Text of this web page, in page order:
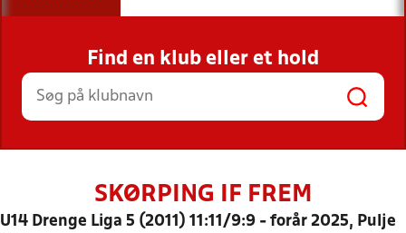
INDHOLD OG NYHEDER
STILLINGER, RESULTATER, KLUBBER OG
HOLD
Find en klub eller et hold
SKØRPING IF FREM
U14 Drenge Liga 5 (2011) 11:11/9:9 - forår 2025, Pulje